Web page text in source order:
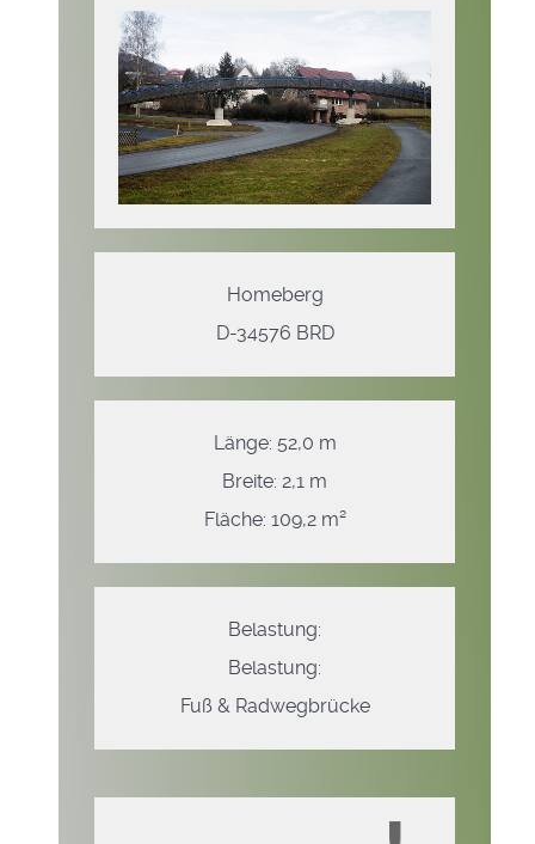
Homeberg
D-34576 BRD
Länge: 52,0 m
Breite: 2,1 m
Fläche: 109,2 m²
Belastung:
Belastung:
Fuß & Radwegbrücke